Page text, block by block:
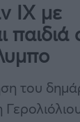
ΙΧ με
παιδιά
του